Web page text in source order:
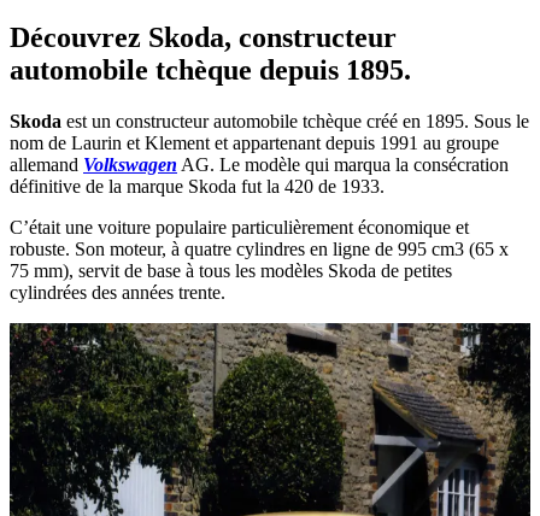
Découvrez Skoda, constructeur
automobile tchèque depuis 1895.
Skoda est un constructeur automobile tchèque créé en 1895. Sous le
nom de Laurin et Klement et appartenant depuis 1991 au groupe
allemand Volkswagen AG. Le modèle qui marqua la consécration
définitive de la marque Skoda fut la 420 de 1933.
C’était une voiture populaire particulièrement économique et
robuste. Son moteur, à quatre cylindres en ligne de 995 cm3 (65 x
75 mm), servit de base à tous les modèles Skoda de petites
cylindrées des années trente.